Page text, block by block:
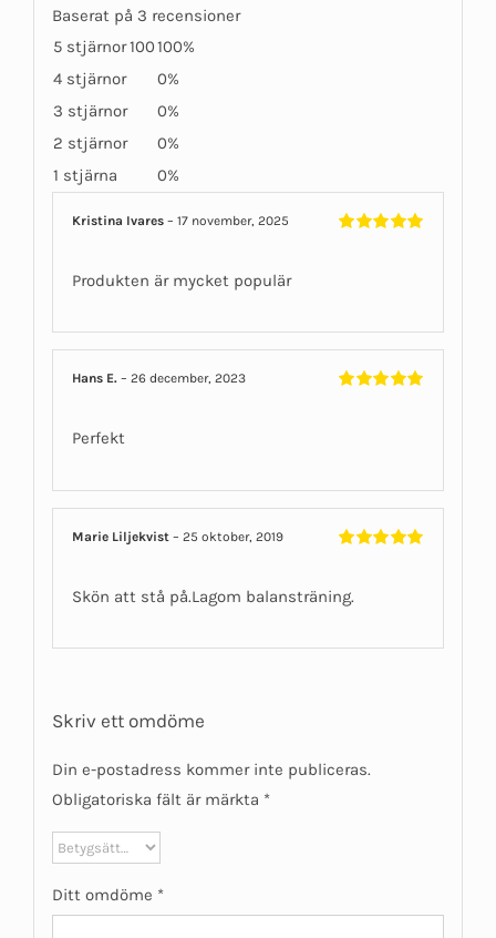
Baserat på 3 recensioner
5 stjärnor100100%
4 stjärnor
0%
3 stjärnor
0%
2 stjärnor
0%
1 stjärna
0%
Kristina Ivares– 17 november, 2025
Produkten är mycket populär
Hans E.– 26 december, 2023
Perfekt
Marie Liljekvist– 25 oktober, 2019
Skön att stå på.Lagom balansträning.
Skriv ett omdöme
Din e-postadress kommer inte publiceras.
Obligatoriska fält är märkta *
Ditt omdöme *